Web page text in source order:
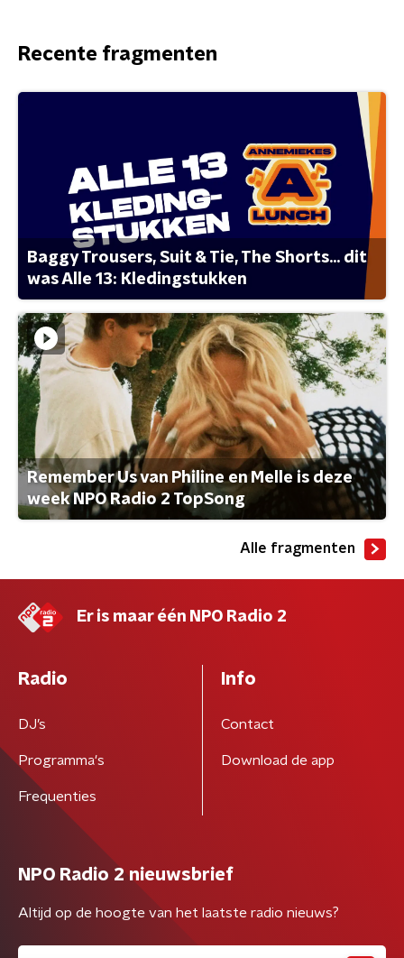
Recente fragmenten
Baggy Trousers, Suit & Tie, The Shorts... dit
was Alle 13: Kledingstukken
Remember Us van Philine en Melle is deze
week NPO Radio 2 TopSong
Alle fragmenten
Er is maar één NPO Radio 2
Radio
DJ’s
Programma's
Frequenties
Info
Contact
Download de app
NPO Radio 2 nieuwsbrief
Altijd op de hoogte van het laatste radio nieuws?